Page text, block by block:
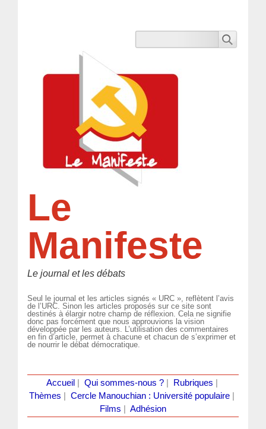
Le
Manifeste
Le journal et les débats
Seul le journal et les articles signés « URC », reflètent l’avis
de l’URC. Sinon les articles proposés sur ce site sont
destinés à élargir notre champ de réflexion. Cela ne signifie
donc pas forcément que nous approuvions la vision
développée par les auteurs. L’utilisation des commentaires
en fin d’article, permet à chacune et chacun de s’exprimer et
de nourrir le débat démocratique.
Accueil Qui sommes-nous ?| Rubriques
Thèmes
Cercle Manouchian : Université populaire
Films
Adhésion